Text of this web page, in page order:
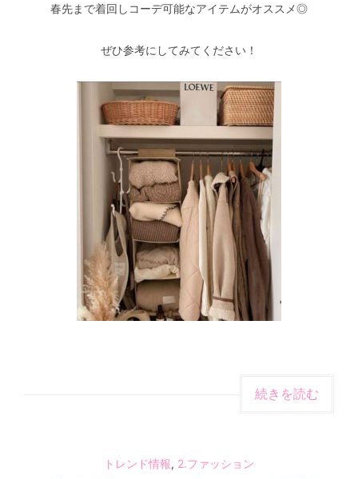
春先まで着回しコーデ可能なアイテムがオススメ◎
ぜひ参考にしてみてください！
続きを読む
トレンド情報, 2.ファッション